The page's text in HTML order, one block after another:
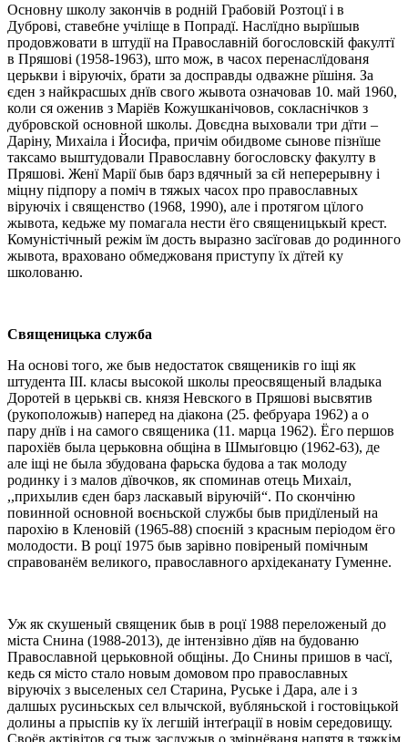
Oсновну школу закончів в родній Грабовій Розтоцї і в
Дубрoві, ставебне учіліще в Попрадї. Наслїдно вырїшыв
продовжовати в штудії на Православній богословскій факултї
в Пряшові (1958-1963), што мож, в часох перенаслїдованя
церькви і віруючіх, брати за досправды одважне рїшіня. За
єден з найкрасшых днїв свого жывота означовав 10. май 1960,
коли ся оженив з Маріёв Кожушканічовов, сокласнічков з
дубрoвской основной школы. Довєдна выховали три дїти –
Даріну, Михаіла і Йосифа, причім обидвоме сынове пізнїше
таксамо выштудовали Православну богословску факулту в
Пряшові. Женї Марії быв барз вдячный за єй неперерывну і
міцну підпору а поміч в тяжых часох про православных
віруючіх і священство (1968, 1990), але і протягом цїлого
жывота, кедьже му помагала нести ёго священицькый крест.
Комуністічный режім їм дость выразно засїговав до родинного
жывота, враховано обмеджованя приступу їх дїтей ку
школованю.
Священицька служба
На основі того, же быв недостаток священиків го іщі як
штудента ІІІ. класы высокой школы преосвященый владыка
Доротей в церькві св. князя Невского в Пряшові высвятив
(рукоположыв) наперед на діакона (25. фебруара 1962) а о
пару днїв і на самого священика (11. марца 1962). Ёго першов
парохіёв была церьковна общіна в Шмыґовцю (1962-63), де
але іщі не была збудована фарьска будова а так молоду
родинку і з малов дївочков, як споминав отець Михаіл,
,,прихылив єден барз ласкавый віруючій“. По скончіню
повинной основной воєньской службы быв придїленый на
парохію в Кленовій (1965-88) споєній з красным періодом ёго
молодости. В роцї 1975 быв зарівно повіреный помічным
справованём великого, православного архідеканату Гуменне.
Уж як скушеный священик быв в роцї 1988 переложеный до
міста Снина (1988-2013), де інтензівно дїяв на будованю
Православной церьковной общіны. До Снины пришов в часї,
кедь ся місто стало новым домовом про православных
віруючіх з высeленых сел Старина, Руське і Дара, але і з
далшых русиньскых сел влычской, вубляньской і гостовіцькой
долины а прыспів ку їх легшій інтеґрації в новім середовищу.
Своёв актівітов ся тыж заслужыв о змірнёваня напятя в тяжкім